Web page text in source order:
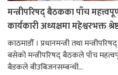
मन्त्रीपरिषद् बैठकका पाँच
कार्यकारी अध्यक्षमा महेश्वरभक्त
काठमाडौँ । प्रधानमन्त्री तथा
बसेको मन्त्रीपरिषद् बैठकले पाँच
बैडकले बीउबिजनसम्बन्धी...